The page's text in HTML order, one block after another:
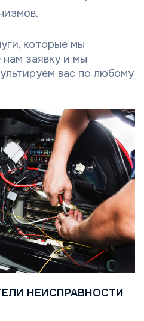
которые мы
нам заявку и мы
вас по любому
НЕИСПРАВНОСТИ